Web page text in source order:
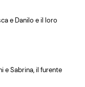
e Danilo e il loro
e Sabrina, il furente